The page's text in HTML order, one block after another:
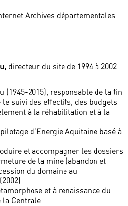
Archives départementales
directeur du site de 1994 à 2002
(1945-2015), responsable de la fin
le suivi des effectifs, des budgets
à la réhabilitation et à la
d’Energie Aquitaine basé à
et accompagner les dossiers
de la mine (abandon et
du domaine au
et à renaissance du
la Centrale.